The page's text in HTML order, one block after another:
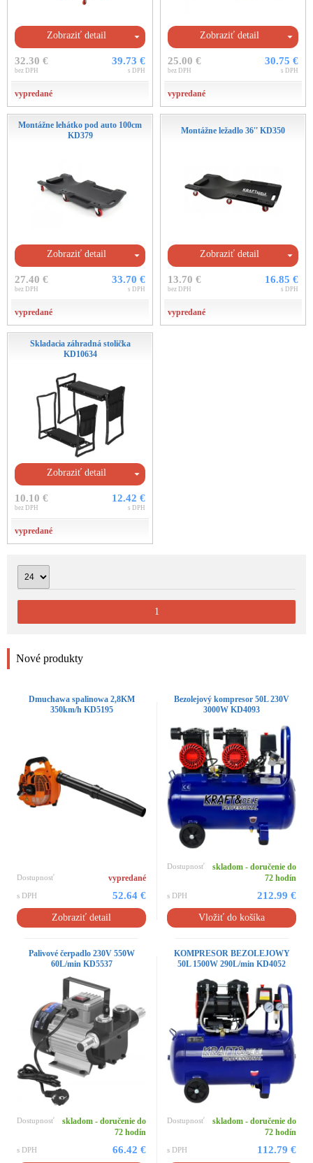
Zobraziť detail
32.30 €
bez DPH
39.73 €
s DPH
vypredané
Zobraziť detail
25.00 €
bez DPH
30.75 €
s DPH
vypredané
Montážne lehátko pod auto 100cm
KD379
Zobraziť detail
27.40 €
bez DPH
33.70 €
s DPH
vypredané
Montážne ležadlo 36'' KD350
Zobraziť detail
13.70 €
bez DPH
16.85 €
s DPH
vypredané
Skladacia záhradná stolička
KD10634
Zobraziť detail
10.10 €
bez DPH
12.42 €
s DPH
vypredané
1
Nové produkty
Dmuchawa spalinowa 2,8KM
350km/h KD5195
Dostupnosť vypredané
s DPH 52.64 €
Zobraziť detail
Bezolejový kompresor 50L 230V
3000W KD4093
Dostupnosť
skladom - doručenie do
72 hodín
s DPH 212.99 €
Vložiť do košíka
Palivové čerpadlo 230V 550W
60L/min KD5537
Dostupnosť
skladom - doručenie do
72 hodín
s DPH 66.42 €
KOMPRESOR BEZOLEJOWY
50L 1500W 290L/min KD4052
Dostupnosť
skladom - doručenie do
72 hodín
s DPH 112.79 €